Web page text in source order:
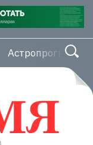
Астропрогноз